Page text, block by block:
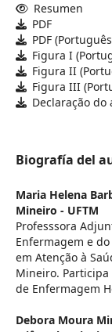
Resumen
PDF
PDF
Figura I
Figura II
Figura III
Declaração do
Biografía del
Maria Helena
Mineiro - UFTM
Professsora
Enfermagem e
em Atenção à
Mineiro. Participa
de Enfermagem
Debora Moura